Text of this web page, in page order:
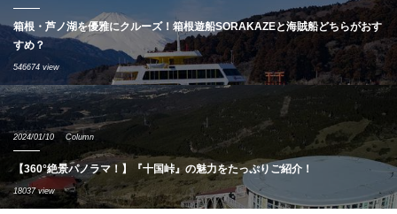
箱根・芦ノ湖を優雅にクルーズ！箱根遊船SORAKAZEと海賊船どちらがおす
すめ？
546674 view
2024/01/10 Column
【360°絶景パノラマ！】『十国峠』の魅力をたっぷりご紹介！
18037 view